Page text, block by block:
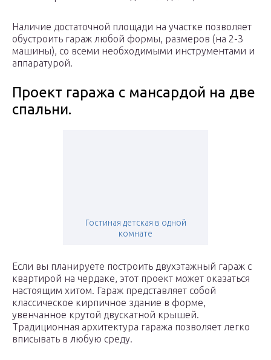
Наличие достаточной площади на участке позволяет
обустроить гараж любой формы, размеров (на 2-3
машины), со всеми необходимыми инструментами и
аппаратурой.
Проект гаража с мансардой на две
спальни.
Гостиная детская в одной
комнате
Если вы планируете построить двухэтажный гараж с
квартирой на чердаке, этот проект может оказаться
настоящим хитом. Гараж представляет собой
классическое кирпичное здание в форме,
увенчанное крутой двускатной крышей.
Традиционная архитектура гаража позволяет легко
вписывать в любую среду.